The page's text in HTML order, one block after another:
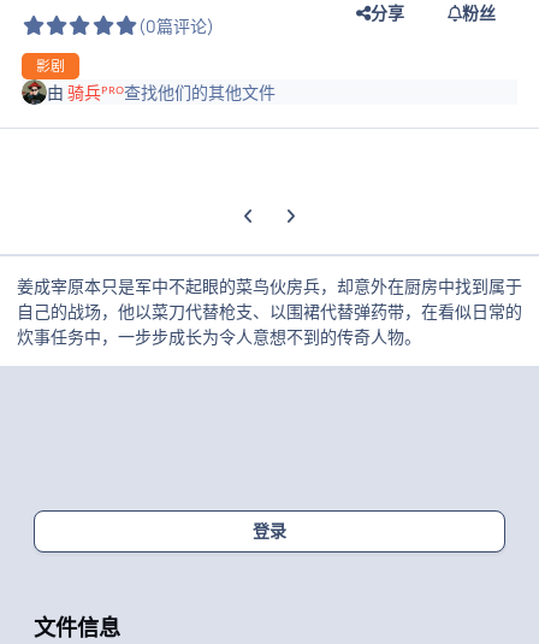
(0篇评论)
影剧
分享 粉丝
由骑兵ᴾᴿᴼ查找他们的其他文件
上一张轮播幻灯片
下一张轮播幻灯片
姜成宰原本只是军中不起眼的菜鸟伙房兵，却意外在厨房中找到属于
自己的战场，他以菜刀代替枪支、以围裙代替弹药带，在看似日常的
炊事任务中，一步步成长为令人意想不到的传奇人物。
登录
文件信息